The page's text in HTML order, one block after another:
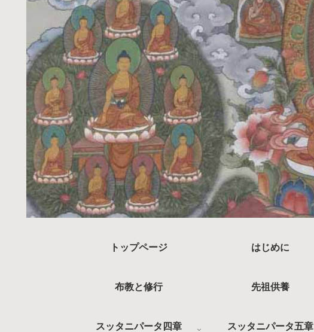
トップページ はじめに
布教と修行 先祖供養
スッタニパータ四章 スッタニパータ五章